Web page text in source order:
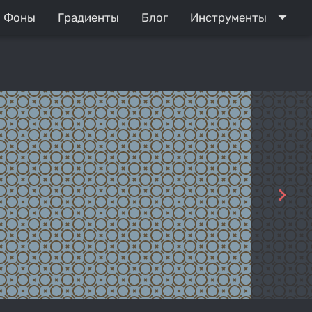
Фоны Градиенты Блог Инструменты arrow_drop_down
navigate_next